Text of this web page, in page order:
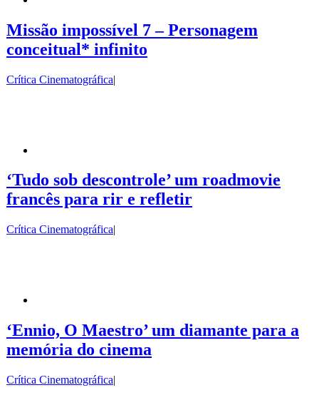
Missão impossível 7 – Personagem
conceitual* infinito
Crítica Cinematográfica|
‘Tudo sob descontrole’ um roadmovie
francês para rir e refletir
Crítica Cinematográfica|
‘Ennio, O Maestro’ um diamante para a
memória do cinema
Crítica Cinematográfica|